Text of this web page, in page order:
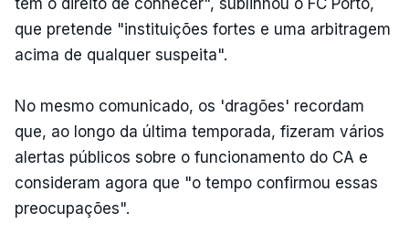
que pretende "instituições fortes e uma arbitragem
acima de qualquer suspeita".
No mesmo comunicado, os 'dragões' recordam
que, ao longo da última temporada, fizeram vários
alertas públicos sobre o funcionamento do CA e
consideram agora que "o tempo confirmou essas
preocupações".